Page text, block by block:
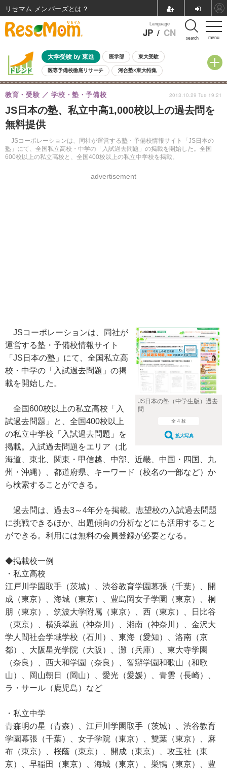
menu
Language
JP / CN search
大学受験 by 東進 医学部 東大受験
医専予備校徹底リサーチ 河合塾×東大特集
親子で考える大学選び 高校受験 中学受験 小学校受験
共通テスト 夏休み 8月開催学校説明会・相談会
8月開催イベント・WS 全国公立高校 過去問 人気記事
自由研究教材（小学生向け）
JS日本の塾、私立中高1,000校以上の過去問を
無料提供
JSコーポレーションは、同社が運営する塾・予備校情報サイト「JS日本の
塾」にて、全国私立高校・中学の「入試過去問題」の掲載を開始した。全国
600校以上の私立高校と、全国400校以上の私立中学校を掲載。
教育・受験 学校・塾・予備校
advertisement
2013.10.29 Tue 19:21
JS日本の塾（中学生版）過去
問
全 4 枚
拡大写真
JSコーポレーションは、同社が
運営する塾・予備校情報サイト
「JS日本の塾」にて、全国私立高
校・中学の「入試過去問題」の掲
載を開始した。
全国600校以上の私立高校「入
試過去問題」と、全国400校以上
の私立中学校「入試過去問題」を
掲載。入試過去問題をエリア（北
海道、東北、関東・甲信越、中部、近畿、中国・四国、九
州・沖縄）、都道府県、キーワード（校名の一部など）か
ら検索することができる。
過去問は、過去3～4年分を掲載。志望校の入試過去問題
に挑戦できるほか、出題傾向の分析などにも活用すること
ができる。利用には無料の会員登録が必要となる。
◆掲載校一例
・私立高校
江戸川学園取手（茨城）、渋谷教育学園幕張（千葉）、開
成（東京）、海城（東京）、豊島岡女子学園（東京）、桐
朋（東京）、筑波大学附属（東京）、西（東京）、日比谷
（東京）、横浜翠嵐（神奈川）、湘南（神奈川）、金沢大
学人間社会学域学校（石川）、東海（愛知）、洛南（京
都）、大阪星光学院（大阪）、灘（兵庫）、東大寺学園
（奈良）、西大和学園（奈良）、智辯学園和歌山（和歌
山）、岡山朝日（岡山）、愛光（愛媛）、青雲（長崎）、
ラ・サール（鹿児島）など
・私立中学
青森明の星（青森）、江戸川学園取手（茨城）、渋谷教育
学園幕張（千葉）、女子学院（東京）、雙葉（東京）、麻
布（東京）、桜蔭（東京）、開成（東京）、攻玉社（東
京）、早稲田（東京）、海城（東京）、巣鴨（東京）、豊
リセマム メンバーズ